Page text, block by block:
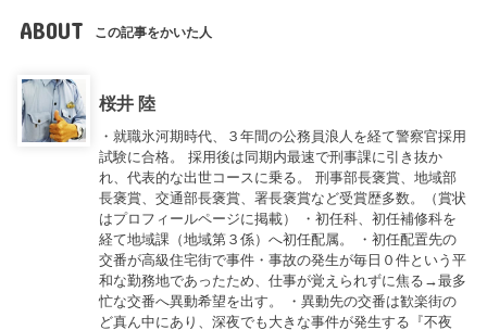
ABOUT この記事をかいた人
桜井 陸
・就職氷河期時代、３年間の公務員浪人を経て警察官採用
試験に合格。 採用後は同期内最速で刑事課に引き抜か
れ、代表的な出世コースに乗る。 刑事部長褒賞、地域部
長褒賞、交通部長褒賞、署長褒賞など受賞歴多数。（賞状
はプロフィールページに掲載） ・初任科、初任補修科を
経て地域課（地域第３係）へ初任配属。 ・初任配置先の
交番が高級住宅街で事件・事故の発生が毎日０件という平
和な勤務地であったため、仕事が覚えられずに焦る→最多
忙な交番へ異動希望を出す。 ・異動先の交番は歓楽街の
ど真ん中にあり、深夜でも大きな事件が発生する『不夜